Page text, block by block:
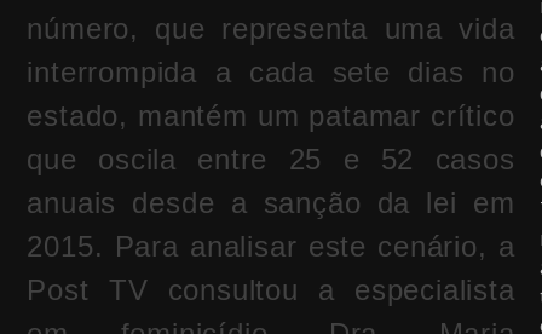
número, que representa uma vida
interrompida a cada sete dias no
estado, mantém um patamar crítico
que oscila entre 25 e 52 casos
anuais desde a sanção da lei em
2015. Para analisar este cenário, a
Post TV consultou a especialista